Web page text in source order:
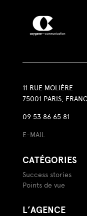
11 RUE MOLIÈRE
75001 PARIS,
09 53 86 65 81
E-MAIL
CATÉGORIES
Success stories
Points de vue
L’AGENCE